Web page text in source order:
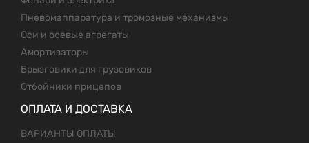
Пневомаппаратура и тромозные механизмы
Оси и осевые агрегаты
Амортизаторы
Брызговики для грузовиков
Отбойники прицепов
ОПЛАТА И ДОСТАВКА
ВАРИАНТЫ ОПЛАТЫ